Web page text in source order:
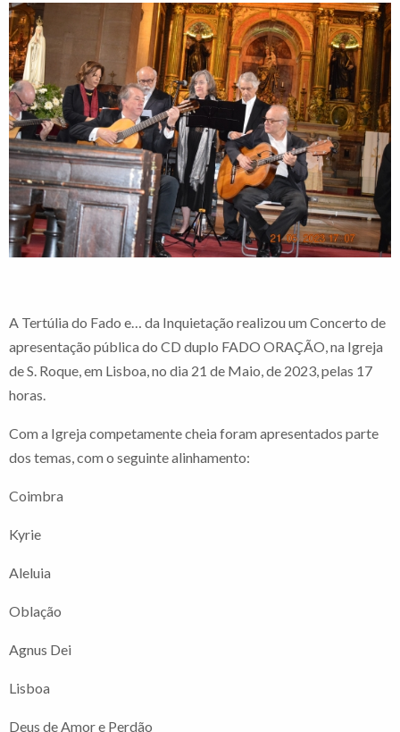
A Tertúlia do Fado e… da Inquietação realizou um Concerto de
apresentação pública do CD duplo FADO ORAÇÃO, na Igreja
de S. Roque, em Lisboa, no dia 21 de Maio, de 2023, pelas 17
horas.
Com a Igreja competamente cheia foram apresentados parte
dos temas, com o seguinte alinhamento:
Coimbra
Kyrie
Aleluia
Oblação
Agnus Dei
Lisboa
Deus de Amor e Perdão